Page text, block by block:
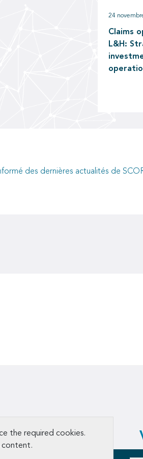
Claims
L&H:
24
des dernières actualités de
the required cookies.
content.